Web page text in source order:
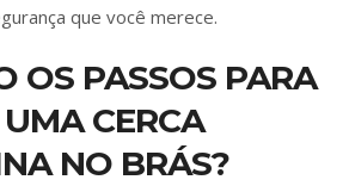
que você merece.
OS PASSOS PARA
CERCA
NO BRÁS?